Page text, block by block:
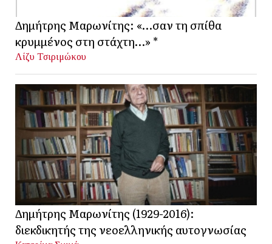
Δημήτρης Μαρωνίτης: «…σαν τη σπίθα
κρυμμένος στη στάχτη…» *
Λίζυ Τσιριμώκου
Δημήτρης Μαρωνίτης (1929-2016):
διεκδικητής της νεοελληνικής αυτογνωσίας